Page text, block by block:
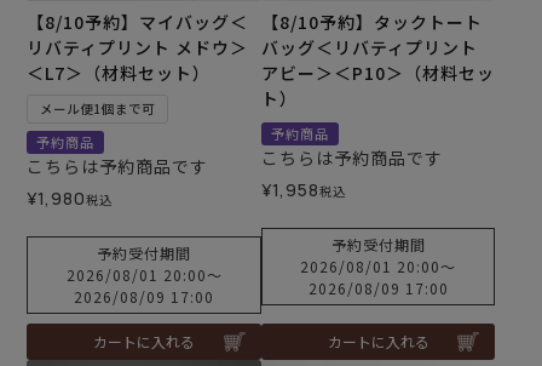
【8/10予約】マイバッグ＜
リバティプリント メドウ＞
＜L7＞（材料セット）
メール便1個まで可
予約商品
こちらは予約商品です
¥1,980税込
予約受付期間
2026/08/01 20:00〜
2026/08/09 17:00
カートに入れる
【8/10予約】タックトート
バッグ＜リバティプリント
アビー＞＜P10＞（材料セッ
ト）
予約商品
こちらは予約商品です
¥1,958税込
予約受付期間
2026/08/01 20:00〜
2026/08/09 17:00
カートに入れる